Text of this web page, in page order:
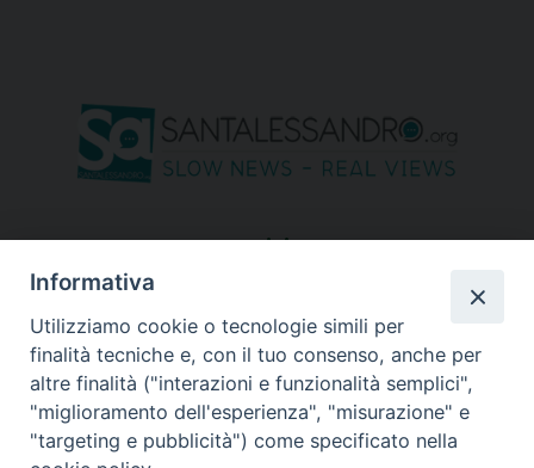
seguici su
Informativa
Utilizziamo cookie o tecnologie simili per
finalità tecniche e, con il tuo consenso, anche per
altre finalità ("interazioni e funzionalità semplici",
"miglioramento dell'esperienza", "misurazione" e
"targeting e pubblicità") come specificato nella